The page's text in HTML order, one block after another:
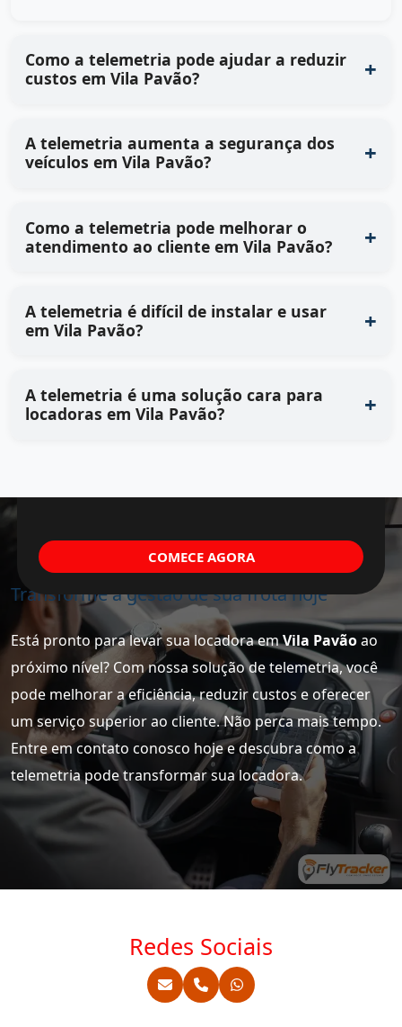
Como a telemetria pode ajudar a reduzir
custos em Vila Pavão?
A telemetria aumenta a segurança dos
veículos em Vila Pavão?
Como a telemetria pode melhorar o
atendimento ao cliente em Vila Pavão?
A telemetria é difícil de instalar e usar
em Vila Pavão?
A telemetria é uma solução cara para
locadoras em Vila Pavão?
Transforme a gestão de sua frota hoje
Está pronto para levar sua locadora emVila Pavãoao
próximo nível? Com nossa solução de telemetria, você
pode melhorar a eficiência, reduzir custos e oferecer
um serviço superior ao cliente. Não perca mais tempo.
Entre em contato conosco hoje e descubra como a
telemetria pode transformar sua locadora.
COMECE AGORA
Redes Sociais